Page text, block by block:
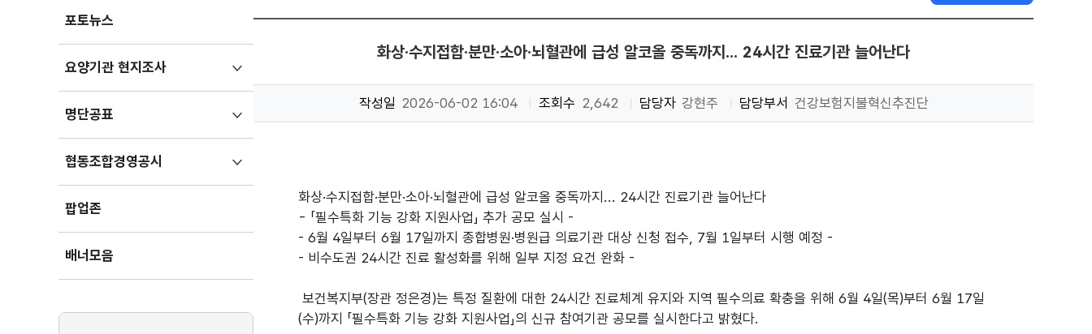
포토뉴스
요양기관 현지조사하위메뉴
펼치기
명단공표
펼치기
협동조합경영공시
펼치기
팝업존
배너모음
화상·수지접합·분만·소아·뇌혈관에 급성 알코올 중독까지... 24시간 진료기관 늘어난다
작성일 2026-06-02 16:04 조회수 2,642 담당자 강현주 담당부서 건강보험지불혁신추진단
화상·수지접합·분만·소아·뇌혈관에 급성 알코올 중독까지... 24시간 진료기관 늘어난다
- 「필수특화 기능 강화 지원사업」 추가 공모 실시 -
- 6월 4일부터 6월 17일까지 종합병원·병원급 의료기관 대상 신청 접수, 7월 1일부터 시행 예정 -
- 비수도권 24시간 진료 활성화를 위해 일부 지정 요건 완화 -
보건복지부(장관 정은경)는 특정 질환에 대한 24시간 진료체계 유지와 지역 필수의료 확충을 위해 6월 4일(목)부터 6월 17일
(수)까지 「필수특화 기능 강화 지원사업」의 신규 참여기관 공모를 실시한다고 밝혔다.